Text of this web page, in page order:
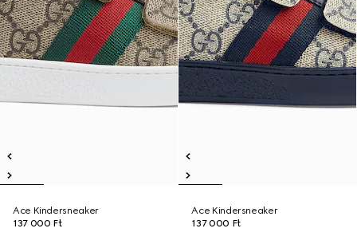
Ace Kindersneaker
137 000 Ft
Ace Kindersneaker
137 000 Ft